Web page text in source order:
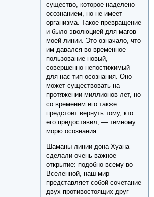
существо, которое наделено
осознанием, но не имеет
организма. Такое превращение
и было эволюцией для магов
моей линии. Это означало, что
им давался во временное
пользование новый,
совершенно непостижимый
для нас тип осознания. Оно
может существовать на
протяжении миллионов лет, но
со временем его также
предстоит вернуть тому, кто
его предоставил, — темному
морю осознания.
Шаманы линии дона Хуана
сделали очень важное
открытие: подобно всему во
Вселенной, наш мир
представляет собой сочетание
двух противостоящих друг